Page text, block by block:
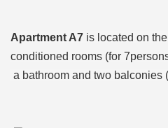
Apartment A7 is located on the
conditioned rooms (for 7
a bathroom and two balconies